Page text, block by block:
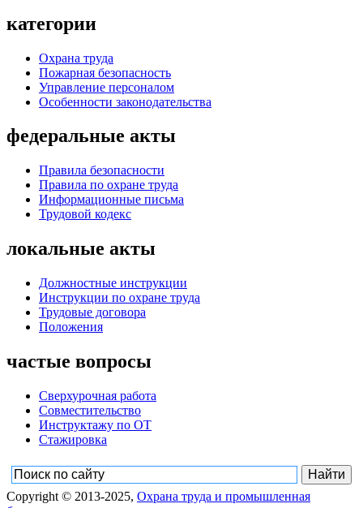
категории
Охрана труда
Пожарная безопасность
Управление персоналом
Особенности законодательства
федеральные акты
Правила безопасности
Правила по охране труда
Информационные письма
Трудовой кодекс
локальные акты
Должностные инструкции
Инструкции по охране труда
Трудовые договора
Положения
частые вопросы
Сверхурочная работа
Совместительство
Инструктажу по ОТ
Стажировка
Copyright © 2013-2025, Охрана труда и промышленная